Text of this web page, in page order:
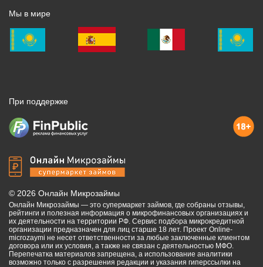
Мы в мире
При поддержке
© 2026 Онлайн Микрозаймы
Онлайн Микрозаймы — это супермаркет займов, где собраны отзывы,
рейтинги и полезная информация о микрофинансовых организациях и
их деятельности на территории РФ. Сервис подбора микрокредитной
организации предназначен для лиц старше 18 лет. Проект Online-
microzaymi не несет ответственности за любые заключенные клиентом
договора или их условия, а также не связан с деятельностью МФО.
Перепечатка материалов запрещена, а использование аналитики
возможно только с разрешения редакции и указания гиперссылки на